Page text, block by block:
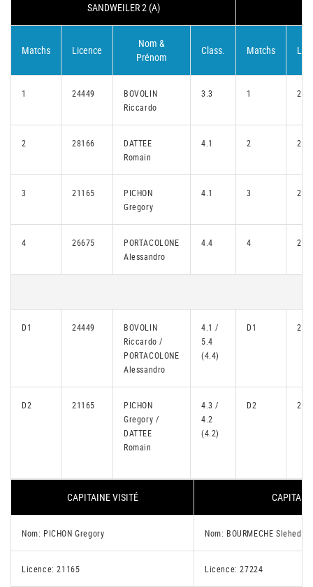
SANDWEILER 2 (A)
Matchs Licence
Nom &
Prénom
Class. Matchs
1 24449
BOVOLIN
Riccardo
3.3 1
2 28166
DATTEE
Romain
4.1 2
3 21165
PICHON
Gregory
4.1 3
4 26675
PORTACOLONE
Alessandro
4.4 4
D1 24449
BOVOLIN
Riccardo /
PORTACOLONE
Alessandro
4.1 /
5.4
(4.4)
D1
D2 21165
PICHON
Gregory /
DATTEE
Romain
4.3 /
4.2
(4.2)
D2
CAPITAINE VISITÉ
Nom: PICHON Gregory Nom: BOURMECHE
Licence: 21165 Licence: 27224